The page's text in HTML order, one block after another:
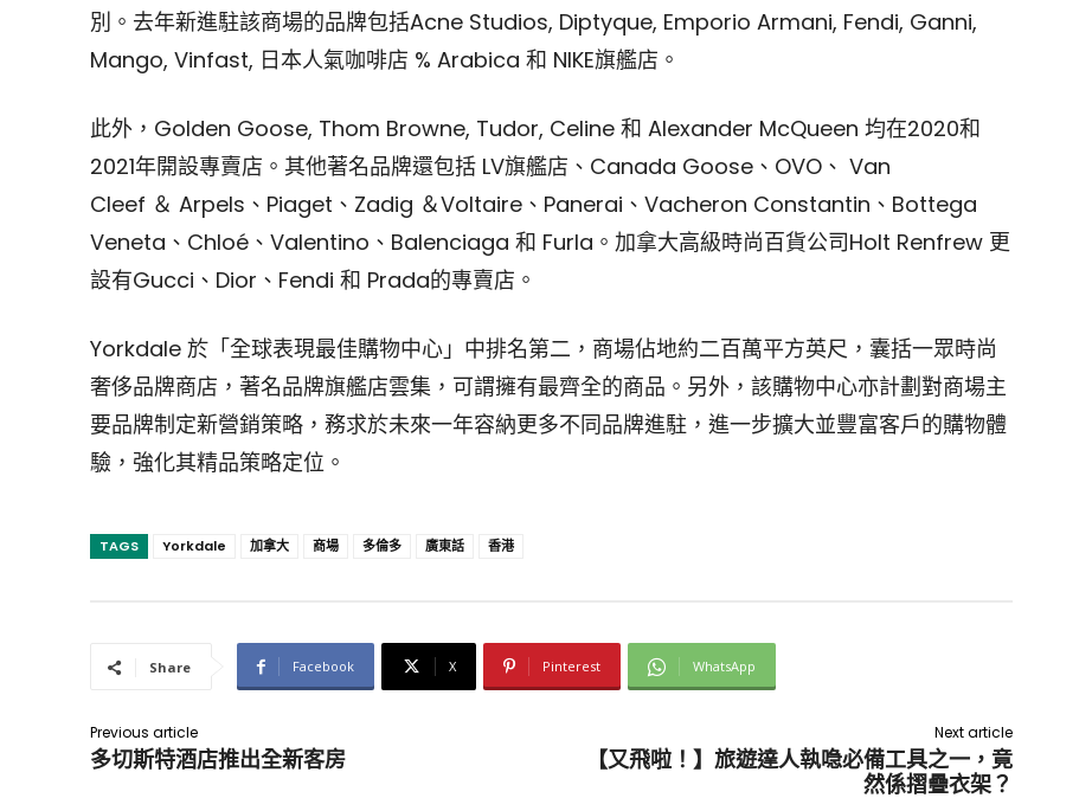
別。去年新進駐該商場的品牌包括Acne Studios, Diptyque, Emporio Armani, Fendi, Ganni,
Mango, Vinfast, 日本人氣咖啡店 % Arabica 和 NIKE旗艦店。
此外，Golden Goose, Thom Browne, Tudor, Celine 和 Alexander McQueen 均在2020和
2021年開設專賣店。其他著名品牌還包括 LV旗艦店、Canada Goose、OVO、 Van
Cleef ＆ Arpels、Piaget、Zadig ＆Voltaire、Panerai、Vacheron Constantin、Bottega
Veneta、Chloé、Valentino、Balenciaga 和 Furla。加拿大高級時尚百貨公司Holt Renfrew 更
設有Gucci、Dior、Fendi 和 Prada的專賣店。
Yorkdale 於「全球表現最佳購物中心」中排名第二，商場佔地約二百萬平方英尺，囊括一眾時尚
奢侈品牌商店，著名品牌旗艦店雲集，可謂擁有最齊全的商品。另外，該購物中心亦計劃對商場主
要品牌制定新營銷策略，務求於未來一年容納更多不同品牌進駐，進一步擴大並豐富客戶的購物體
驗，強化其精品策略定位。
TAGS Yorkdale 加拿大 商場 多倫多 廣東話 香港
Share Facebook X Pinterest WhatsApp
Previous article
多切斯特酒店推出全新客房
Next article
【又飛啦！】旅遊達人執喼必備工具之一，竟
然係摺疊衣架？